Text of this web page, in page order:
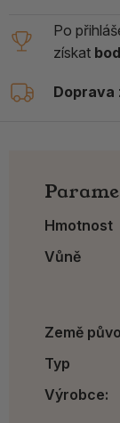
Po
získat
Doprava
Hmotnost
Vůně
Země
Typ
Výrobce: